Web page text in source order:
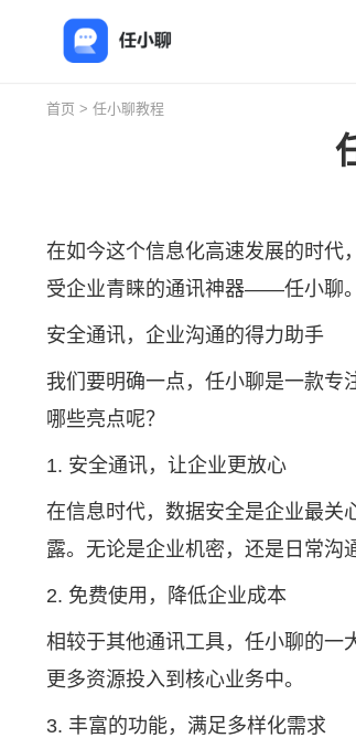
首页 > 任小聊教程
在如今这个信息化高速发展的时代
受企业青睐的通讯神器——任小聊。
安全通讯，企业沟通的得力助手
我们要明确一点，任小聊是一款专
哪些亮点呢？
1. 安全通讯，让企业更放心
在信息时代，数据安全是企业最关
露。无论是企业机密，还是日常沟
2. 免费使用，降低企业成本
相较于其他通讯工具，任小聊的一
更多资源投入到核心业务中。
3. 丰富的功能，满足多样化需求